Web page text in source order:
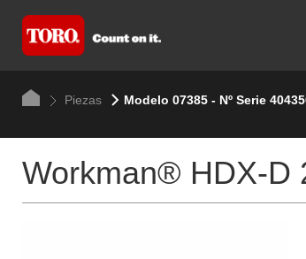
Piezas Modelo 07385 - Nº Serie
Workman® HDX-D